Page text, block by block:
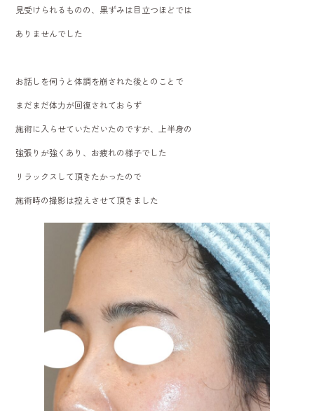
見受けられるものの、黒ずみは目立つほどでは
ありませんでした
お話しを伺うと体調を崩された後とのことで
まだまだ体力が回復されておらず
施術に入らせていただいたのですが、上半身の
強張りが強くあり、お疲れの様子でした
リラックスして頂きたかったので
施術時の撮影は控えさせて頂きました